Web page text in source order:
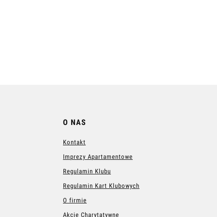
O NAS
Kontakt
Imprezy Apartamentowe
Regulamin Klubu
Regulamin Kart Klubowych
O firmie
Akcje Charytatywne